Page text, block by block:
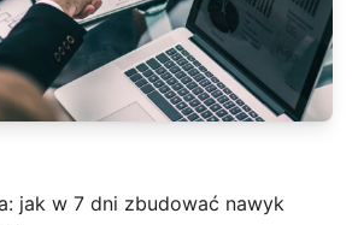
jak w 7 dni zbudować nawyk